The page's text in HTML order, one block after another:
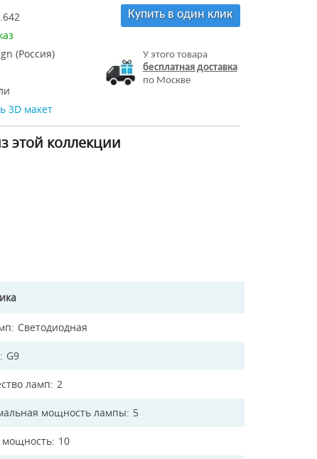
(Россия)
3D макет
Купить в один клик
У этого товара
бесплатная доставка
по Москве
этой коллекции
Светодиодная
G9
ламп 2
мощность лампы 5
10